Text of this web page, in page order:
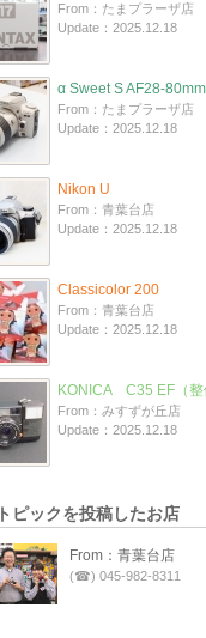
From：たまプラーザ店
Update：2025.12.18
α Sweet S AF28-
From：たまプラーザ店
Update：2025.12.18
Nikon U
From：青葉台店
Update：2025.12.18
Classicolor 200
From：青葉台店
Update：2025.12.18
KONICA C35 EF（整
From：みすずが丘店
Update：2025.12.18
ピックを投稿したお店
From：青葉台店
(☎) 045-982-8311